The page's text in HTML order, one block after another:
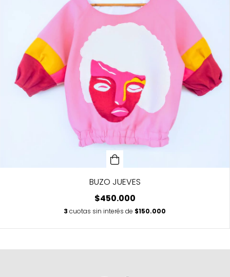
BUZO JUEVES
$450.000
3 cuotas sin interés de $150.000